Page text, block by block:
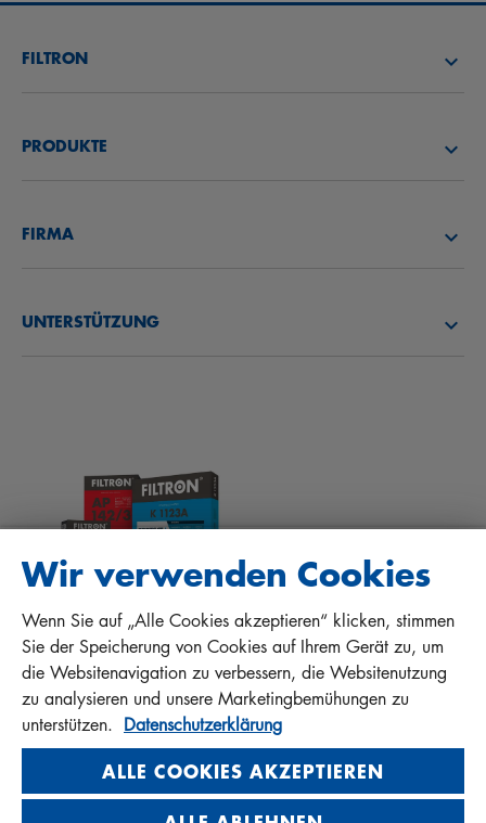
FILTRON
PRODUKTE
PROTECT+
FIRMA
UNTERSTÜTZUNG
FAQ
MANN+HUMMEL FT Poland
Sp. z o. o. Sp. k.
ul. Wrocławska 145, 63-800 GOSTYŃ, POLAND
Privacy Statement
Imprint
Wir verwenden Cookies
Wenn Sie auf „Alle Cookies akzeptieren“ klicken, stimmen
Sie der Speicherung von Cookies auf Ihrem Gerät zu, um
die Websitenavigation zu verbessern, die Websitenutzung
zu analysieren und unsere Marketingbemühungen zu
unterstützen. Datenschutzerklärung
ALLE COOKIES AKZEPTIEREN